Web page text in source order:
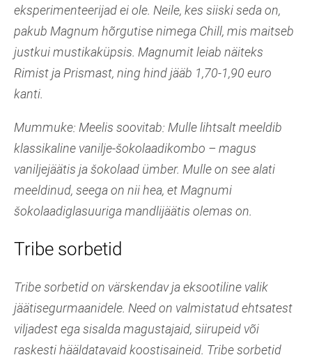
eksperimenteerijad ei ole. Neile, kes siiski seda on,
pakub Magnum hõrgutise nimega Chill, mis maitseb
justkui mustikaküpsis. Magnumit leiab näiteks
Rimist ja Prismast, ning hind jääb 1,70-1,90 euro
kanti.
Mummuke: Meelis soovitab: Mulle lihtsalt meeldib
klassikaline vanilje-šokolaadikombo – magus
vaniljejäätis ja šokolaad ümber. Mulle on see alati
meeldinud, seega on nii hea, et Magnumi
šokolaadiglasuuriga mandlijäätis olemas on.
Tribe sorbetid
Tribe sorbetid on värskendav ja eksootiline valik
jäätisegurmaanidele. Need on valmistatud ehtsatest
viljadest ega sisalda magustajaid, siirupeid või
raskesti hääldatavaid koostisaineid. Tribe sorbetid